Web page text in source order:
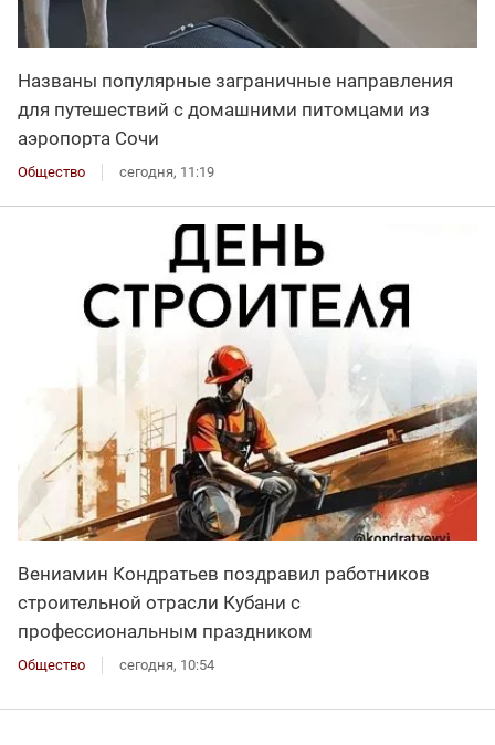
Названы популярные заграничные направления
для путешествий с домашними питомцами из
аэропорта Сочи
Общество сегодня, 11:19
Вениамин Кондратьев поздравил работников
строительной отрасли Кубани с
профессиональным праздником
Общество сегодня, 10:54